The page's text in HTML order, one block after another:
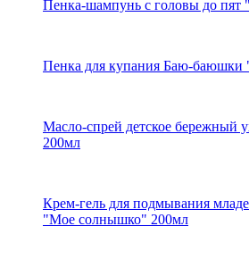
Пенка-шампунь с головы до
Пенка для купания Баю-
Масло-спрей детское бережный
200мл
Крем-гель для подмывания
"Мое солнышко" 200мл